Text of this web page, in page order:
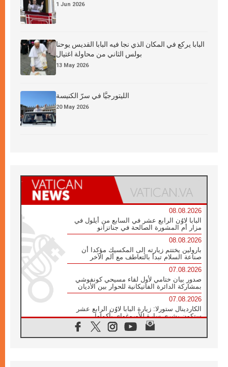
1 Jun 2026
البابا يركع في المكان الذي نجا فيه البابا القديس يوحنا
بولس الثاني من محاولة اغتيال
13 May 2026
الليتورجيَّا في سرّ الكنيسة
20 May 2026
08.08.2026
البابا لاوُن الرابع عشر في السابع من أيلول في
مزار أم المشورة الصالحة في جناتزانو
08.08.2026
بارولين يختتم زيارته إلى المكسيك مؤكدا أن
صناعة السلام تبدأ بالتعاطف مع ألم الآخر
07.08.2026
صدور بيان ختامي لأول لقاء مسيحي كونفوشي
بمشاركة الدائرة الفاتيكانية للحوار بين الأديان
07.08.2026
الكاردينال ستورلا: زيارة البابا لاوُن الرابع عشر
ستكون بشرى سارة للأوروغواي بأكملها
الفاتيكان يعلن برنامج الزيارة الرسولية للبابا لاوُن